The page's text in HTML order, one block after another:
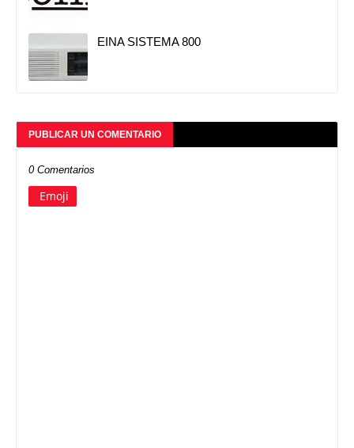
EINA SISTEMA 800
PUBLICAR UN COMENTARIO
0 Comentarios
Emoji